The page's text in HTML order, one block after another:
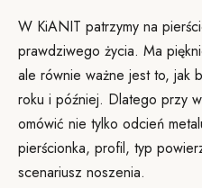
W KiANIT patrzymy na
prawdziwego życia. Ma
ale równie ważne jest to, jak
roku i później. Dlatego przy
omówić nie tylko odcień
pierścionka, profil, typ
scenariusz noszenia.